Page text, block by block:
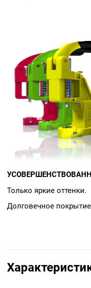
Только яркие оттенки.
Долговечное